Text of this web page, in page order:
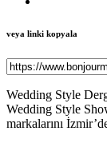
veya linki kopyala
Wedding Style
Wedding Style
markalarını